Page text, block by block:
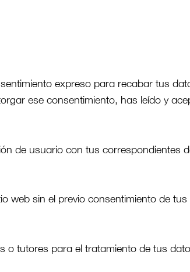
expreso para recabar tus
ese consentimiento, has leído y
de usuario con tus correspondientes
web sin el previo consentimiento de
o tutores para el tratamiento de tus